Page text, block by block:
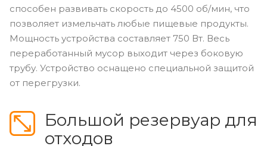
способен развивать скорость до 4500 об/мин, что
позволяет измельчать любые пищевые продукты.
Мощность устройства составляет 750 Вт. Весь
переработанный мусор выходит через боковую
трубу. Устройство оснащено специальной защитой
от перегрузки.
Большой резервуар для
отходов